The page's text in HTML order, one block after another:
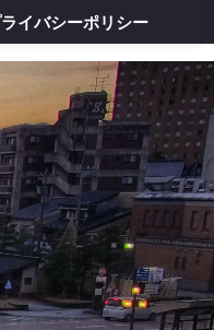
イバシーポリシー